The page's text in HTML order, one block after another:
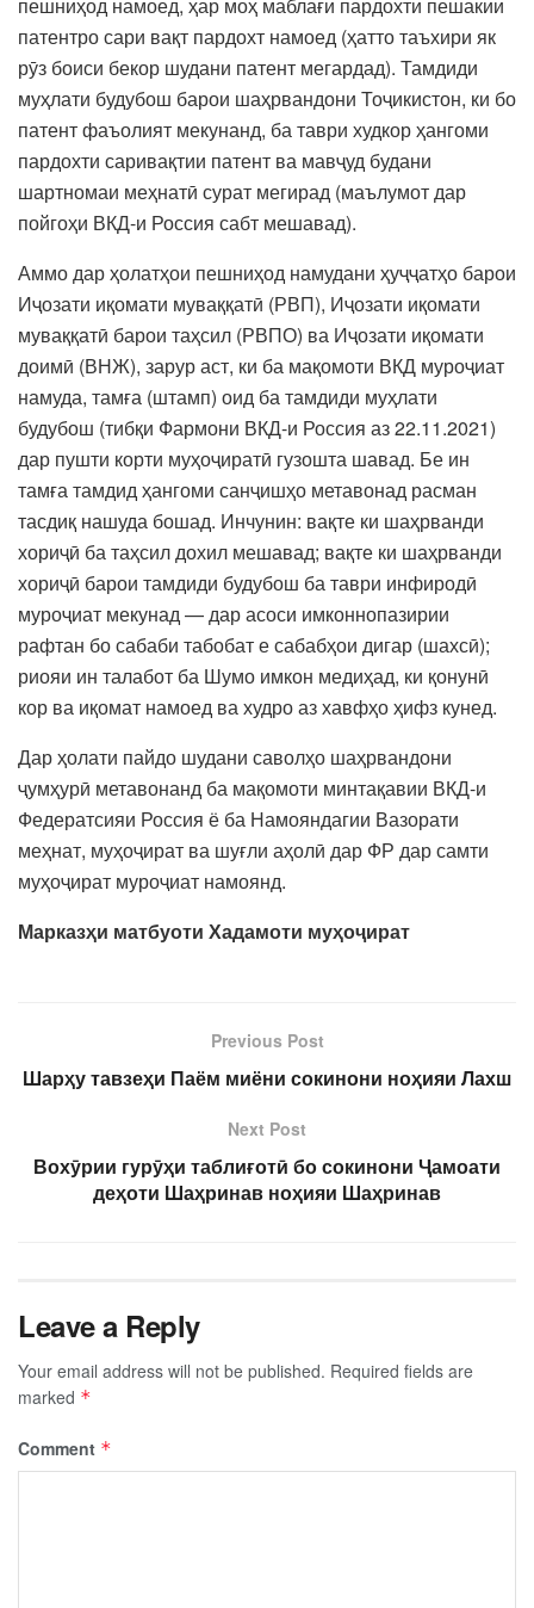
патентро сари вақт пардохт намоед (ҳатто таъхири як
рӯз боиси бекор шудани патент мегардад). Тамдиди
муҳлати будубош барои шаҳрвандони Тоҷикистон, ки бо
патент фаъолият мекунанд, ба таври худкор ҳангоми
пардохти саривақтии патент ва мавҷуд будани
шартномаи меҳнатӣ сурат мегирад (маълумот дар
пойгоҳи ВКД-и Россия сабт мешавад).
Аммо дар ҳолатҳои пешниҳод намудани ҳуҷҷатҳо барои
Иҷозати иқомати муваққатӣ (РВП), Иҷозати иқомати
муваққатӣ барои таҳсил (РВПО) ва Иҷозати иқомати
доимӣ (ВНЖ), зарур аст, ки ба мақомоти ВКД муроҷиат
намуда, тамға (штамп) оид ба тамдиди муҳлати
будубош (тибқи Фармони ВКД-и Россия аз 22.11.2021)
дар пушти корти муҳоҷиратӣ гузошта шавад. Бе ин
тамға тамдид ҳангоми санҷишҳо метавонад расман
тасдиқ нашуда бошад. Инчунин: вақте ки шаҳрванди
хориҷӣ ба таҳсил дохил мешавад; вақте ки шаҳрванди
хориҷӣ барои тамдиди будубош ба таври инфиродӣ
муроҷиат мекунад — дар асоси имконнопазирии
рафтан бо сабаби табобат е сабабҳои дигар (шахсӣ);
риояи ин талабот ба Шумо имкон медиҳад, ки қонунӣ
кор ва иқомат намоед ва худро аз хавфҳо ҳифз кунед.
Дар ҳолати пайдо шудани саволҳо шаҳрвандони
ҷумҳурӣ метавонанд ба мақомоти минтақавии ВКД-и
Федератсияи Россия ё ба Намояндагии Вазорати
меҳнат, муҳоҷират ва шуғли аҳолӣ дар ФР дар самти
муҳоҷират муроҷиат намоянд.
Марказҳи матбуоти Хадамоти муҳоҷират
Previous Post
Шарҳу тавзеҳи Паём миёни сокинони ноҳияи Лахш
Next Post
Вохӯрии гурӯҳи таблиғотӣ бо сокинони Ҷамоати
деҳоти Шаҳринав ноҳияи Шаҳринав
Leave a Reply
Your email address will not be published. Required fields are
marked *
Comment *